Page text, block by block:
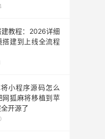
教程：2026详细
搭建到上线全流程
小程序源码怎么
网狐麻将移植到苹
开源了